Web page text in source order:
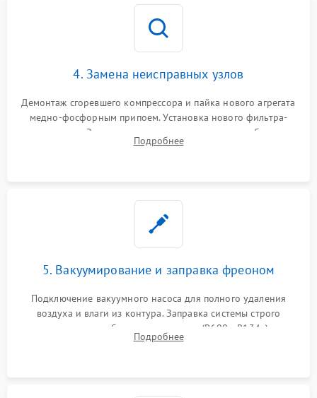
4. Замена неисправных узлов
Демонтаж сгоревшего компрессора и пайка нового агрегата
медно-фосфорным припоем. Установка нового фильтра-
осушителя. Замена изношенных вентиляторов обдува,
сломанных заслонок или поврежденных дверных петель.
Подробнее
5. Вакуумирование и заправка фреоном
Подключение вакуумного насоса для полного удаления
воздуха и влаги из контура. Заправка системы строго
дозированным объемом хладагента (R600a, R134a) по
электронным весам. Контроль рабочего давления в системе.
Подробнее